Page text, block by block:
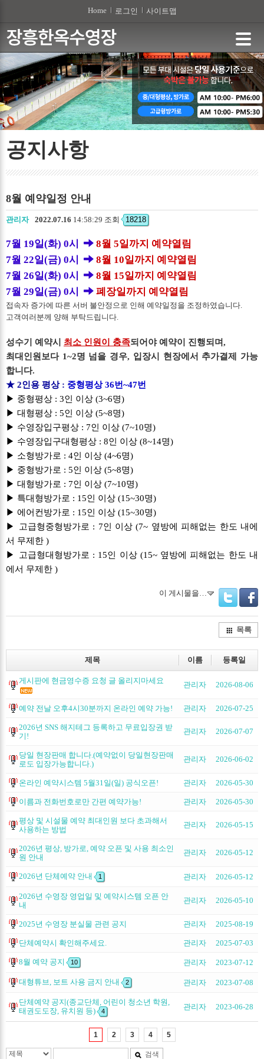
Home 로그인 사이트맵
공지사항
8월 예약일정 안내
관리자 2022.07.16 14:58:29 조회 18218
7월 19일(화) 0시
8월 5일까지 예약열림
7월 22일(금) 0시
8월 10일까지 예약열림
7월 26일(화) 0시
8월 15일까지 예약열림
7월 29일(금) 0시
폐장일까지 예약열림
접속자 증가에 따른 서버 불안정으로 인해 예약일정을 조정하였습니다.
고객여러분께 양해 부탁드립니다.
성수기 예약시 최소 인원이 충족되어야 예약이 진행되며,
최대인원보다 1~2명 넘을 경우, 입장시 현장에서 추가결제 가능
합니다.
★ 2인용 평상 : 중형평상 36번~47번
▶ 중형평상 : 3인 이상 (3~6명)
▶ 대형평상 : 5인 이상 (5~8명)
▶ 수영장입구평상 : 7인 이상 (7~10명)
▶ 수영장입구대형평상 : 8인 이상 (8~14명)
▶ 소형방가로 : 4인 이상 (4~6명)
▶ 중형방가로 : 5인 이상 (5~8명)
▶ 대형방가로 : 7인 이상 (7~10명)
▶ 특대형방가로 : 15인 이상 (15~30명)
▶ 에어컨방가로 : 15인 이상 (15~30명)
▶ 고급형중형방가로 : 7인 이상 (7~ 옆방에 피해없는 한도 내에
서 무제한 )
▶ 고급형대형방가로 : 15인 이상 (15~ 옆방에 피해없는 한도 내
에서 무제한 )
이 게시물을…
Twitter
목록
제목 이름 등록일
게시판에 현금영수증 요청 글 올리지마세요 관리자 2026-08-06
예약 전날 오후4시30분까지 온라인 예약 가능! 관리자 2026-07-25
2026년 SNS 해지테그 등록하고 무료입장권 받
기!
관리자 2026-07-07
당일 현장판매 합니다.(예약없이 당일현장판매
로도 입장가능합니다.)
관리자 2026-06-02
온라인 예약시스템 5월31일(일) 공식오픈! 관리자 2026-05-30
이름과 전화번호로만 간편 예약가능! 관리자 2026-05-30
평상 및 시설물 예약 최대인원 보다 초과해서
사용하는 방법
관리자 2026-05-15
2026년 평상, 방가로, 예약 오픈 및 사용 최소인
원 안내
관리자 2026-05-12
2026년 단체예약 안내 1 관리자 2026-05-12
2026년 수영장 영업일 및 예약시스템 오픈 안
내
관리자 2026-05-10
2025년 수영장 분실물 관련 공지 관리자 2025-08-19
단체예약시 확인해주세요. 관리자 2025-07-03
8월 예약 공지 10 관리자 2023-07-12
대형튜브, 보트 사용 금지 안내 2 관리자 2023-07-08
단체예약 공지(종교단체, 어린이 청소년 학원,
태권도도장, 유치원 등)
4 관리자 2023-06-28
1 2 3 4 5
검색